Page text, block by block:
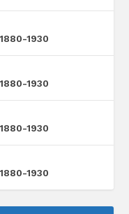
1930
1930
1930
1930